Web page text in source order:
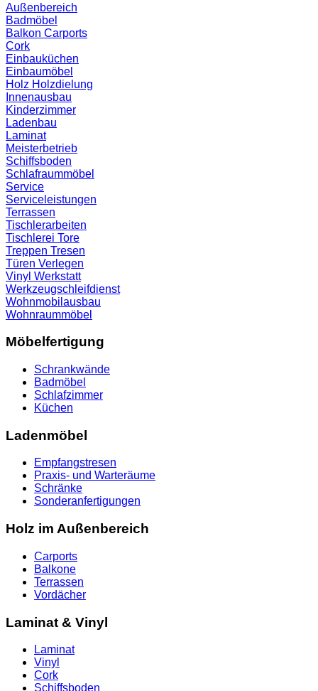
Außenbereich
Badmöbel
Balkon Carports
Cork
Einbauküchen
Einbaumöbel
Holz Holzdielung
Innenausbau
Kinderzimmer
Ladenbau
Laminat
Meisterbetrieb
Schiffsboden
Schlafraummöbel
Service
Serviceleistungen
Terrassen
Tischlerarbeiten
Tischlerei Tore
Treppen Tresen
Türen Verlegen
Vinyl Werkstatt
Werkzeugschleifdienst
Wohnmobilausbau
Wohnraummöbel
Möbelfertigung
Schrankwände
Badmöbel
Schlafzimmer
Küchen
Ladenmöbel
Empfangstresen
Praxis- und Warteräume
Schränke
Sonderanfertigungen
Holz im Außenbereich
Carports
Balkone
Terrassen
Vordächer
Laminat & Vinyl
Laminat
Vinyl
Cork
Schiffsboden